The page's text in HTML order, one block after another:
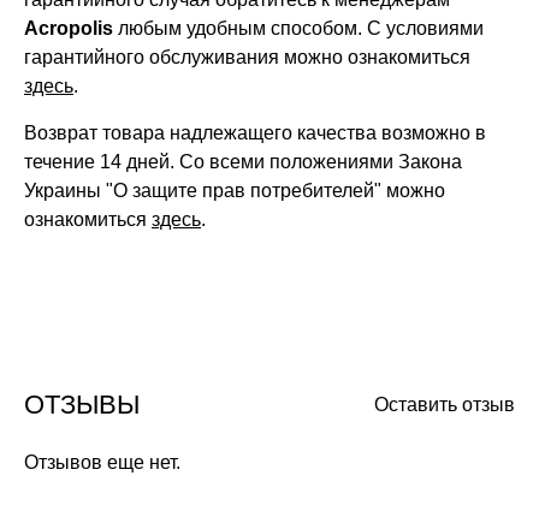
Acropolis любым удобным способом. С условиями
гарантийного обслуживания можно ознакомиться
здесь.
Возврат товара надлежащего качества возможно в
течение 14 дней. Со всеми положениями Закона
Украины "О защите прав потребителей" можно
ознакомиться здесь.
Оставить отзыв
ОТЗЫВЫ
Отзывов еще нет.